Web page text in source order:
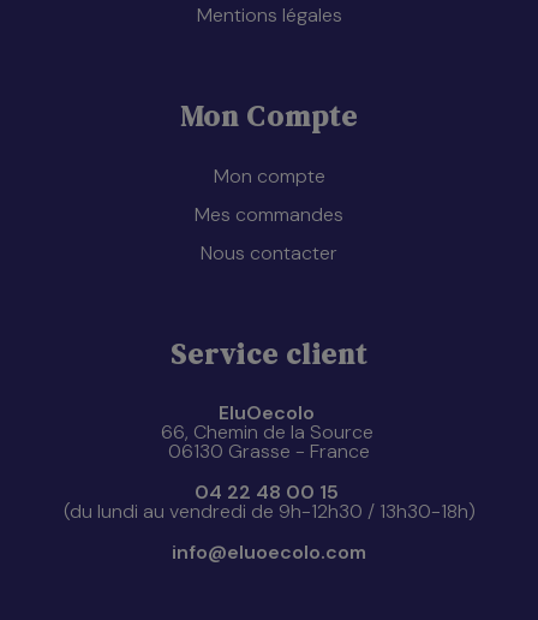
Mentions légales
Mon Compte
Mon compte
Mes commandes
Nous contacter
Service client
EluOecolo
66, Chemin de la Source
06130 Grasse - France
04 22 48 00 15
(du lundi au vendredi de 9h-12h30 / 13h30-18h)
info@eluoecolo.com